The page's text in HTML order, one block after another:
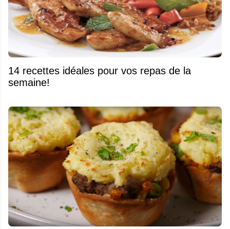
14 recettes idéales pour vos repas de la
semaine!